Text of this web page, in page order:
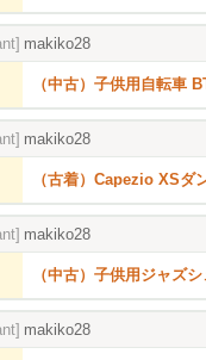
makiko28
（中古）子供用自転車
makiko28
（古着）Capezio XSダ
makiko28
（中古）子供用ジャズ
makiko28